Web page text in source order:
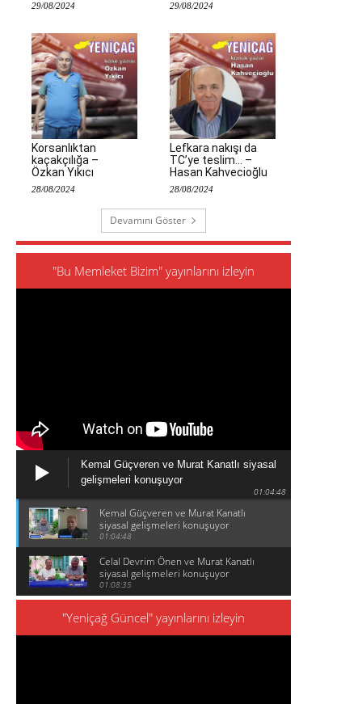
29/08/2024 29/08/2024
Korsanlıktan
kaçakçılığa –
Özkan Yıkıcı
28/08/2024
Lefkara nakışı da
TC’ye teslim… –
Hasan Kahvecioğlu
28/08/2024
Devamını Göster
"Bu Memleket Bizim" yayınlarını izleyin
Kemal Güçveren ve Murat Kanatlı siyasal
gelişmeleri konuşuyor
01:04:48
Kemal Güçveren ve Murat Kanatlı
siyasal gelişmeleri konuşuyor
01:04:48
Celal Devrim Önen ve Murat Kanatlı
siyasal gelişmeleri konuşuyor
01:08:35
"Yeniçağ Güncel" yayınlarını izleyin